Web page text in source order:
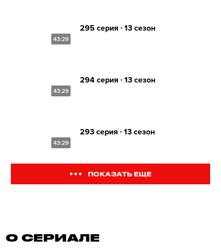
43:29
295 серия ∙ 13 сезон
43:29
294 серия ∙ 13 сезон
43:29
293 серия ∙ 13 сезон
ПОКАЗАТЬ ЕЩЕ
О СЕРИАЛE